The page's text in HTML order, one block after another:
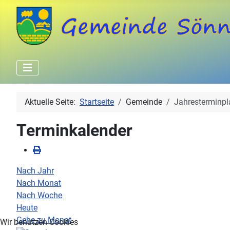
Aktuelle Seite: Startseite Gemeinde
Terminkalender
Nach Jahr
Nach Monat
Nach Woche
Heute
Gehe zu Monat
Wir benutzen Cookies